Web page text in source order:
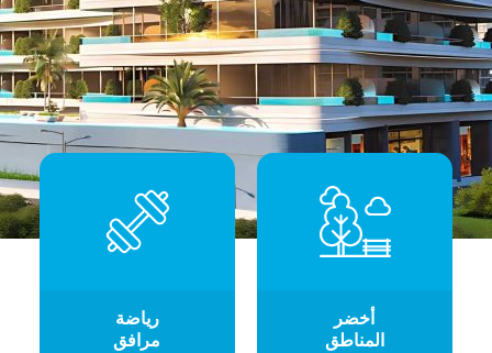
رياضة
مرافق
أخضر
المناطق